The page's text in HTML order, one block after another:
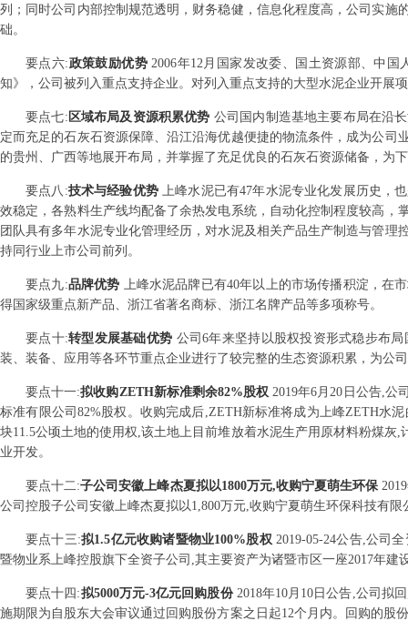
列；同时公司内部控制规范透明，财务稳健，信息化程度高，公司实
础。
要点六:政策鼓励优势2006年12月国家发改委、国土资源部、中
知》，公司被列入重点支持企业。对列入重点支持的大型水泥企业开展
要点七: 区域布局及资源积累优势 公司国内制造基地主要布局在沿
定而充足的石灰石资源保障、沿江沿海优越便捷的物流条件，成为公
的贵州、广西等地展开布局，并掌握了充足优良的石灰石资源储备，为
要点 八 :技术与经验优势上峰水泥已有47年水泥专业化发展历史，
效稳定，各熟料生产线均配备了余热发电系统，自动化控制程度较高
团队具有多年水泥专业化管理经历，对水泥及相关产品生产制造与管
持同行业上市公司前列。
要点九:品牌优势 上峰水泥品牌已有40年以上的市场传播积淀，在
得国家级重点新产品、浙江省著名商标、浙江名牌产品等多项称号。
要点十:转型发展基础优势 公司6年来坚持以股权投资形式稳步布
装、装备、应用等各环节重点企业进行了较完整的生态资源积累，为公
要点十一:拟收购ZETH新标准剩余82%股权2019年6月20日公告,公
标准有限公司82%股权。收购完成后,ZETH新标准将成为上峰ZETH水
块11.5公顷土地的使用权,该土地上目前堆放着水泥生产用原材料粉煤
业开发。
要点十二:子公司安徽上峰杰夏拟以1800万元,收购宁夏萌生环保
公司控股子公司安徽上峰杰夏拟以1,800万元,收购宁夏萌生环保科技有
要点十三:拟1.5亿元收购诸暨物业100%股权2019-05-24公告,公司
暨物业系上峰控股旗下全资子公司,其主要资产为诸暨市区一座2017年
要点十四 :拟5000万元-3亿元回购股份 2018年10月10日公告,公司拟
施期限为自股东大会审议通过回购股份方案之日起12个月内。回购的